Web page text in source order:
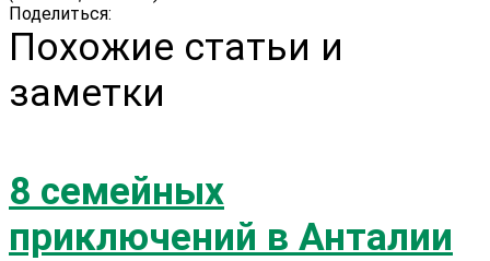
Поделиться:
Похожие статьи и
заметки
8 семейных
приключений в Анталии